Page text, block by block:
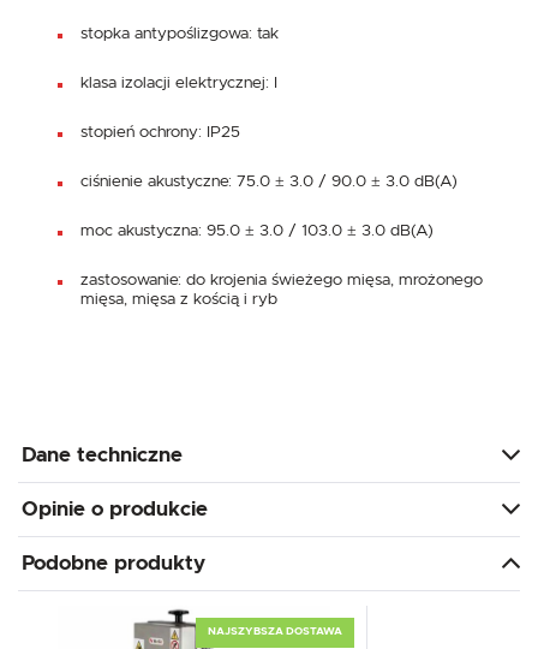
stopka antypoślizgowa: tak
klasa izolacji elektrycznej: I
stopień ochrony: IP25
ciśnienie akustyczne: 75.0 ± 3.0 / 90.0 ± 3.0 dB(A)
moc akustyczna: 95.0 ± 3.0 / 103.0 ± 3.0 dB(A)
zastosowanie: do krojenia świeżego mięsa, mrożonego
mięsa, mięsa z kością i ryb
Dane techniczne
Opinie o produkcie
Podobne produkty
NAJSZYBSZA DOSTAWA